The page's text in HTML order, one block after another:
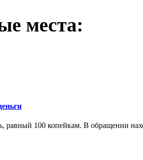
места:
равный 100 копейкам. В обращении